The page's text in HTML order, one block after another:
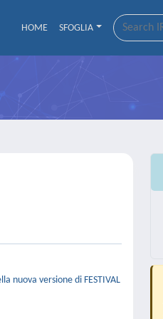
HOME SFOGLIA
nuova versione di FESTIVAL